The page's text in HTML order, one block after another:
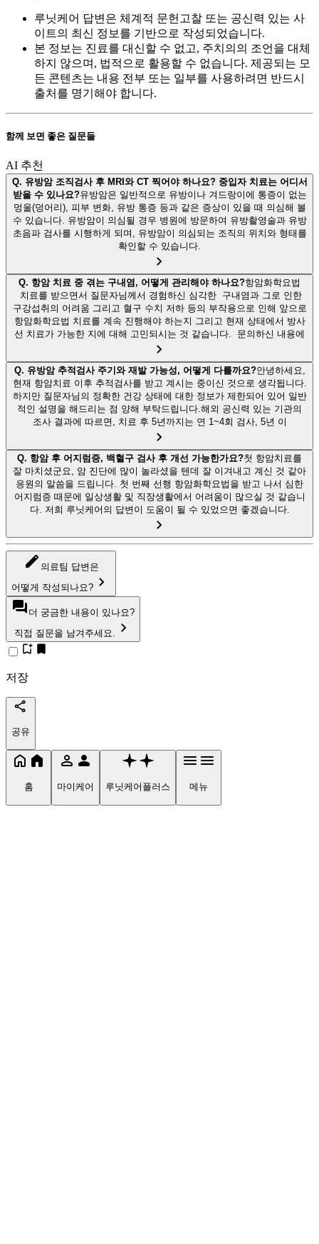
루닛케어 답변은 체계적 문헌고찰 또는 공신력 있는 사
이트의 최신 정보를 기반으로 작성되었습니다.
본 정보는 진료를 대신할 수 없고, 주치의의 조언을 대체
하지 않으며, 법적으로 활용할 수 없습니다. 제공되는 모
든 콘텐츠는 내용 전부 또는 일부를 사용하려면 반드시
출처를 명기해야 합니다.
함께 보면 좋은 질문들
AI 추천
Q. 유방암 조직검사 후 MRI와 CT 찍어야 하나요? 중입자 치료는 어디서
받을 수 있나요?유방암은 일반적으로 유방이나 겨드랑이에 통증이 없는
멍울(덩어리), 피부 변화, 유방 통증 등과 같은 증상이 있을 때 의심해 볼
수 있습니다. 유방암이 의심될 경우 병원에 방문하여 유방촬영술과 유방
초음파 검사를 시행하게 되며, 유방암이 의심되는 조직의 위치와 형태를
확인할 수 있습니다.
Q. 항암 치료 중 겪는 구내염, 어떻게 관리해야 하나요?항암화학요법
치료를 받으면서 질문자님께서 경험하신 심각한 구내염과 그로 인한
구강섭취의 어려움 그리고 혈구 수치 저하 등의 부작용으로 인해 앞으로
항암화학요법 치료를 계속 진행해야 하는지 그리고 현재 상태에서 방사
선 치료가 가능한 지에 대해 고민되시는 것 같습니다. 문의하신 내용에
Q. 유방암 추적검사 주기와 재발 가능성, 어떻게 다를까요?안녕하세요,
현재 항암치료 이후 추적검사를 받고 계시는 중이신 것으로 생각됩니다.
하지만 질문자님의 정확한 건강 상태에 대한 정보가 제한되어 있어 일반
적인 설명을 해드리는 점 양해 부탁드립니다.해외 공신력 있는 기관의
조사 결과에 따르면, 치료 후 5년까지는 연 1~4회 검사, 5년 이
Q. 항암 후 어지럼증, 백혈구 검사 후 개선 가능한가요?첫 항암치료를
잘 마치셨군요, 암 진단에 많이 놀라셨을 텐데 잘 이겨내고 계신 것 같아
응원의 말씀을 드립니다. 첫 번째 선행 항암화학요법을 받고 나서 심한
어지럼증 때문에 일상생활 및 직장생활에서 어려움이 많으실 것 같습니
다. 저희 루닛케어의 답변이 도움이 될 수 있었으면 좋겠습니다.
의료팀 답변은
어떻게 작성되나요?
더 궁금한 내용이 있나요?
직접 질문을 남겨주세요.
저장
공유
홈 마이케어 루닛케어플러스 메뉴